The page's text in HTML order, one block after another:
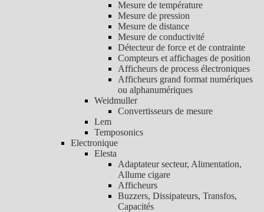
Mesure de température
Mesure de pression
Mesure de distance
Mesure de conductivité
Détecteur de force et de contrainte
Compteurs et affichages de position
Afficheurs de process électroniques
Afficheurs grand format numériques
ou alphanumériques
Weidmuller
Convertisseurs de mesure
Lem
Temposonics
Electronique
Elesta
Adaptateur secteur, Alimentation,
Allume cigare
Afficheurs
Buzzers, Dissipateurs, Transfos,
Capacités